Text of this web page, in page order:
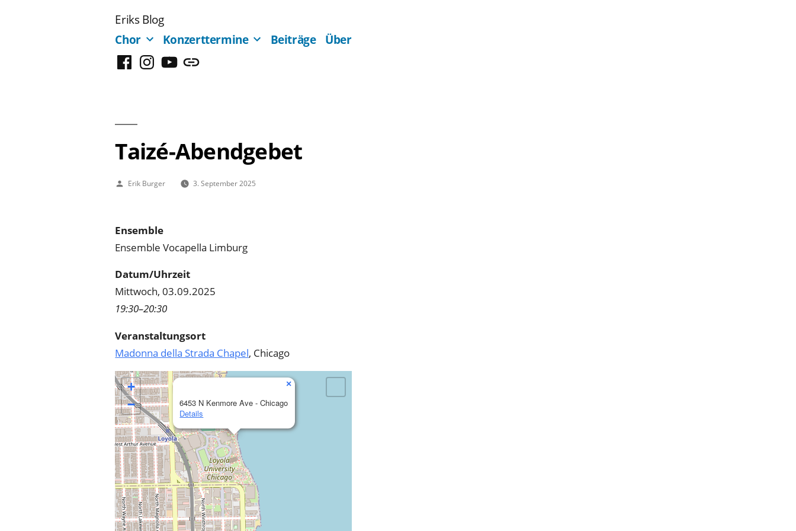
Eriks Blog
Chor
Konzerttermine Beiträge Über
FacebookInstagram
YouTubeMastodon
Taizé-Abendgebet
Veröffentlicht
Erik Burger 3. September 2025
Ensemble
Ensemble Vocapella Limburg
Datum/Uhrzeit
Mittwoch, 03.09.2025
19:30–20:30
Veranstaltungsort
Madonna della Strada Chapel, Chicago
6453 N Kenmore Ave - Chicago
Details
×
+
−